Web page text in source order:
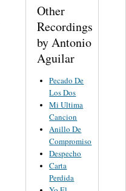
Other
Recordings
by Antonio
Aguilar
Pecado De
Los Dos
Mi Ultima
Cancion
Anillo De
Compromiso
Despecho
Carta
Perdida